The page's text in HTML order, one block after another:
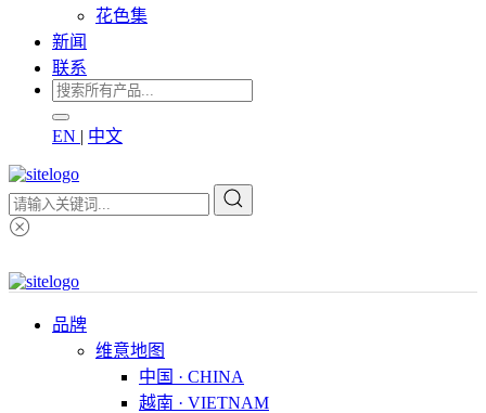
花色集
新闻
联系
EN | 中文
品牌
维意地图
中国 · CHINA
越南 · VIETNAM